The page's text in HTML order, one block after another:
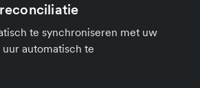
te synchroniseren met uw
automatisch te